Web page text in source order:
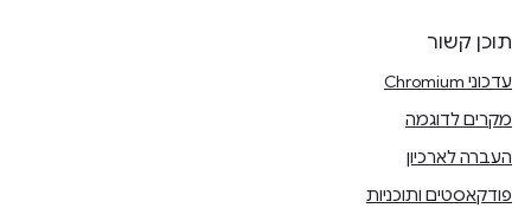
תוכן קשור
עדכוני Chromium
מקרים לדוגמה
העברה לארכיון
פודקאסטים ותוכניות